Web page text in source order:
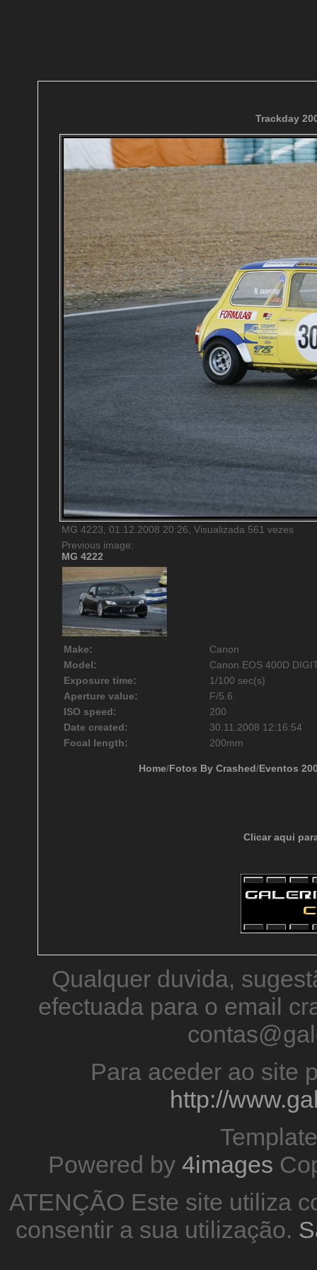
Trackday
MG 4223, 01.12.2008 20:26, Visualizada 561 vezes
Previous image:
MG 4222
Make:
Canon
Model:
Canon EOS 400D
Exposure time:
1/100 sec(s)
Aperture value:
F/5.6
ISO speed:
200
Date created:
30.11.2008 12:16:54
Focal length:
200mm
Home/Fotos By Crashed/Eventos
Clicar aqui
Qualquer duvida,
efectuada para o email
Para aceder ao site
http://
Powered by 4images
ATENÇÃO Este site utiliza
consentir a sua utilização.